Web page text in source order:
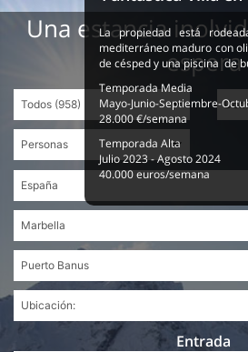
Una estancia
espera
Entrada
La propiedad está
mediterráneo maduro con
de césped y una piscina de
Temporada Media
Mayo-Junio-Septiembre-
28.000 €/semana
Temporada Alta
Julio 2023 - Agosto 2024
40.000 euros/semana